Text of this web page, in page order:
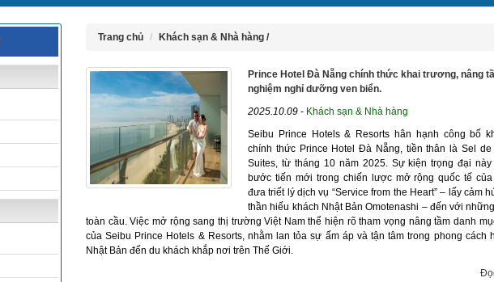
Trang chủ Khách sạn & Nhà hàng /
Prince Hotel Đà Nẵng chính thức khai trương, nâng
nghiệm nghỉ dưỡng ven biển.
2025.10.09 - Khách sạn & Nhà hàng
Seibu Prince Hotels & Resorts hân hạnh công bố
chính thức Prince Hotel Đà Nẵng, tiền thân là Sel de
Suites, từ tháng 10 năm 2025. Sự kiện trọng đại
bước tiến mới trong chiến lược mở rộng quốc tế
đưa triết lý dịch vụ “Service from the Heart” – lấy cảm
thần hiếu khách Nhật Bản Omotenashi – đến với
toàn cầu. Việc mở rộng sang thị trường Việt Nam thể hiện rõ tham vọng nâng tầm danh
của Seibu Prince Hotels & Resorts, nhằm lan tỏa sự ấm áp và tận tâm trong phong cách
Nhật Bản đến du khách khắp nơi trên Thế Giới.